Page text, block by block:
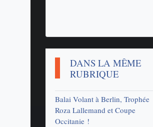
DANS LA MÊME
RUBRIQUE
Balai Volant à Berlin, Trophée
Roza Lallemand et Coupe
Occitanie !